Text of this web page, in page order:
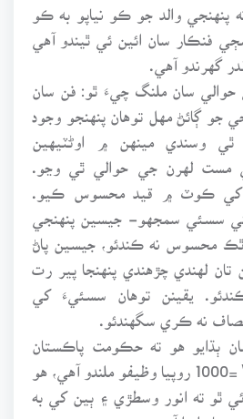
پنهنجي والد جو ڪو نياپو به ڪو
فنڪار سان ائين ئي ٿيندو آهي
گهرندو آهي.
سان ملنگ چيءَ ٿو: فن سان
جو ڳائڻ مهل توهان پنهنجو وجود
ٿي وسندي مينهن ۾ اوڻٽيهين
مست لهرن جي حوالي ٿي وڃو.
کي ڪوٽ ۾ قيد محسوس ڪيو.
سسئي سمجهو- جيسين پنهنجي
محسوس نه ڪندئو، جيسين پاڻ
لهندي چڙهندي پنهنجا پير رت
يقينن توهان سسئيءَ کي
نه ڪري سگهندئو.
ٻڌايو هو ته حڪومت پاڪستان
پاران مونکي هر ماهه \=1000 روپيا وظيفو ملندو آهي، هو
ٿو ته انور وسطڙي ۽ ٻين کي به